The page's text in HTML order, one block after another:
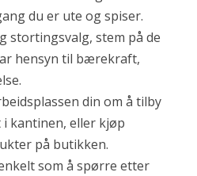
du er ute og spiser.
stortingsvalg, stem på de
hensyn til bærekraft,
din om å tilby
kantinen, eller kjøp
på butikken.
som å spørre etter